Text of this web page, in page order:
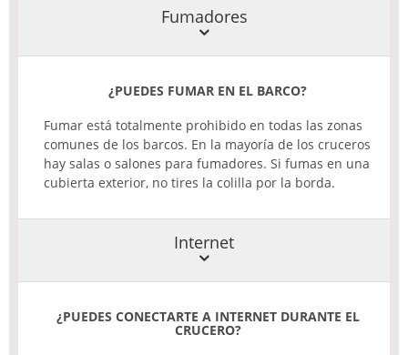
Fumadores
¿PUEDES FUMAR EN EL BARCO?
Fumar está totalmente prohibido en todas las zonas
comunes de los barcos. En la mayoría de los cruceros
hay salas o salones para fumadores. Si fumas en una
cubierta exterior, no tires la colilla por la borda.
Internet
¿PUEDES CONECTARTE A INTERNET DURANTE EL
CRUCERO?